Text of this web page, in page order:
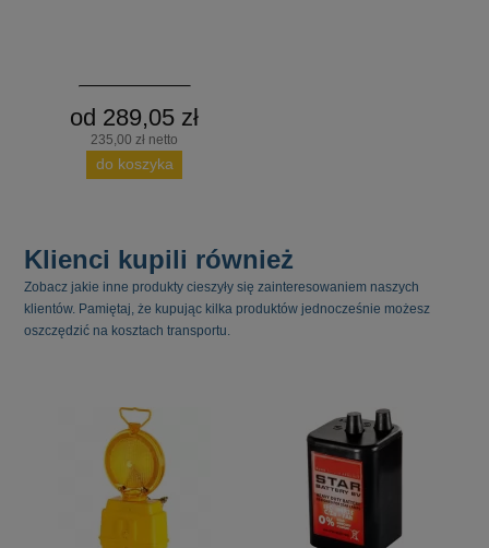
od 289,05 zł
235,00 zł netto
do koszyka
Klienci kupili również
Zobacz jakie inne produkty cieszyły się zainteresowaniem naszych
klientów. Pamiętaj, że kupując kilka produktów jednocześnie możesz
oszczędzić na kosztach transportu.